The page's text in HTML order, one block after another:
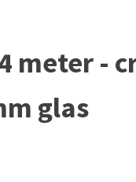
meter -
glas